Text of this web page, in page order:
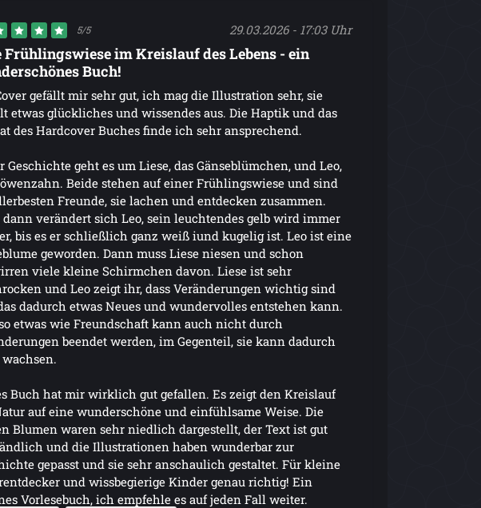
5/5 29.03.2026 - 17:03 Uhr
Frühlingswiese im Kreislauf des Lebens - ein
Buch!
gefällt mir sehr gut, ich mag die Illustration sehr, sie
etwas glückliches und wissendes aus. Die Haptik und das
des Hardcover Buches finde ich sehr ansprechend.
Geschichte geht es um Liese, das Gänseblümchen, und Leo,
Beide stehen auf einer Frühlingswiese und sind
Freunde, sie lachen und entdecken zusammen.
dann verändert sich Leo, sein leuchtendes gelb wird immer
bis es er schließlich ganz weiß iund kugelig ist. Leo ist eine
geworden. Dann muss Liese niesen und schon
viele kleine Schirmchen davon. Liese ist sehr
und Leo zeigt ihr, dass Veränderungen wichtig sind
dadurch etwas Neues und wundervolles entstehen kann.
etwas wie Freundschaft kann auch nicht durch
beendet werden, im Gegenteil, sie kann dadurch
Buch hat mir wirklich gut gefallen. Es zeigt den Kreislauf
auf eine wunderschöne und einfühlsame Weise. Die
Blumen waren sehr niedlich dargestellt, der Text ist gut
und die Illustrationen haben wunderbar zur
gepasst und sie sehr anschaulich gestaltet. Für kleine
und wissbegierige Kinder genau richtig! Ein
Vorlesebuch, ich empfehle es auf jeden Fall weiter.